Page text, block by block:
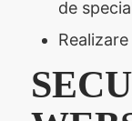
de